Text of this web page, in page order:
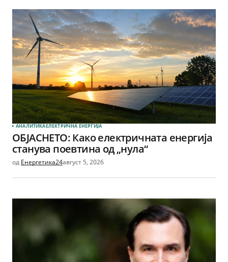
АНАЛИТИКАЕЛЕКТРИЧНА ЕНЕРГИЈА
ОБЈАСНЕТО: Како електричната енергија
станува поевтина од „нула“
од Енергетика24август 5, 2026